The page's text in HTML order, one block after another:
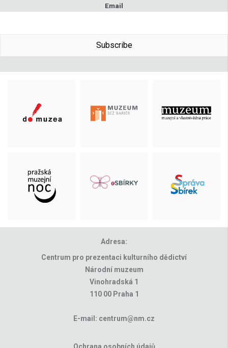
Email
Subscribe
Adresa:
Centrum pro prezentaci kulturního dědictví
Národní muzeum
Vinohradská 1
110 00 Praha 1
E-mail: centrum@nm.cz
Ochrana osobních údajů